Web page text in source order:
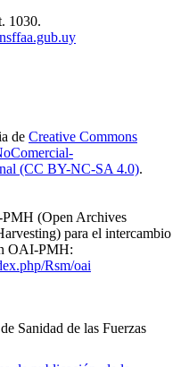
1030.
de Creative Commons
(CC BY-NC-SA 4.0).
(Open Archives
para el intercambio
OAI-PMH:
Rsm/oai
de las Fuerzas